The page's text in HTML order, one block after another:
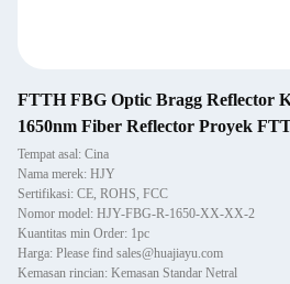
FTTH FBG Optic Bragg Reflector
1650nm Fiber Reflector Proyek
Tempat asal: Cina
Nama merek: HJY
Sertifikasi: CE, ROHS, FCC
Nomor model: HJY-FBG-R-1650-XX-XX-2
Kuantitas min Order: 1pc
Harga: Please find sales@huajiayu.com
Kemasan rincian: Kemasan Standar Netral